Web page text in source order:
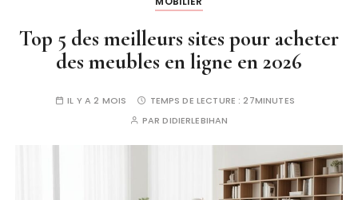
Top 5 des meilleurs sites pour acheter
des meubles en ligne en 2026
IL Y A 2 MOIS TEMPS DE LECTURE :27MINUTES
PARDIDIERLEBIHAN